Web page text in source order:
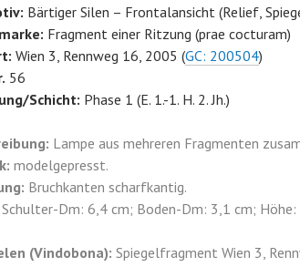
Bärtiger Silen – Frontalansicht (Relief,
Fragment einer Ritzung (prae cocturam)
Wien 3, Rennweg 16, 2005 (GC: 200504)
56
Schicht: Phase 1 (E. 1.-1. H. 2. Jh.)
Lampe aus mehreren Fragmenten
modelgepresst.
Bruchkanten scharfkantig.
Schulter-Dm: 6,4 cm; Boden-Dm: 3,1 cm;
(Vindobona): Spiegelfragment Wien 3,